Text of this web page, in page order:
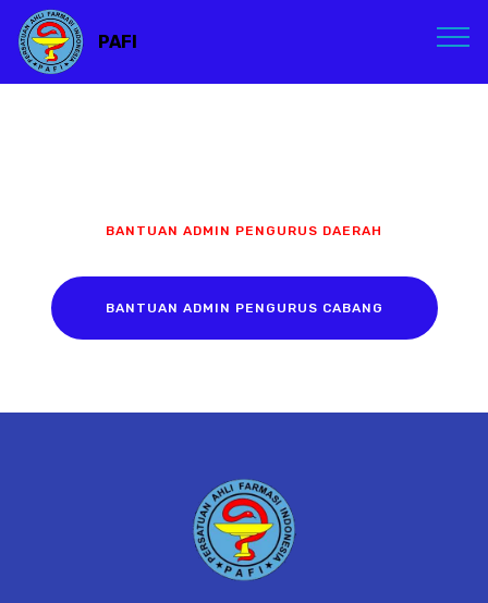
PAFI
BANTUAN ADMIN PENGURUS DAERAH
BANTUAN ADMIN PENGURUS CABANG